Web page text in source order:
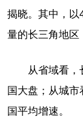
揭晓。其中，以
量的长三角地区
从省域看，
国大盘；从城
国平均增速。